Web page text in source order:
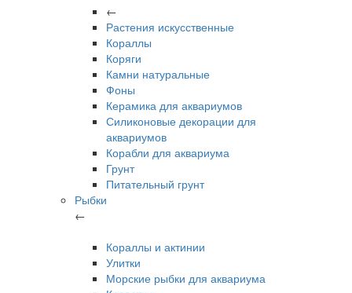
←
Растения искусственные
Кораллы
Коряги
Камни натуральные
Фоны
Керамика для аквариумов
Силиконовые декорации для
аквариумов
Корабли для аквариума
Грунт
Питательный грунт
Рыбки
←
Кораллы и актинии
Улитки
Морские рыбки для аквариума